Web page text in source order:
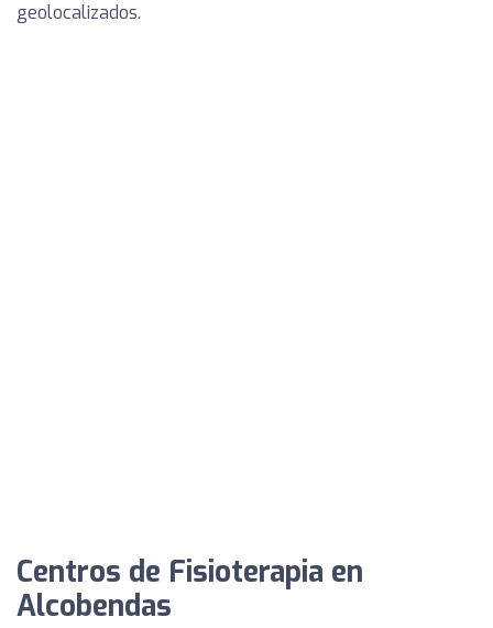
geolocalizados.
Centros de Fisioterapia en
Alcobendas